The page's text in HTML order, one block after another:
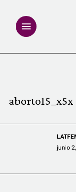
REDACCIÓN ABIERTA
LATFEMLAB.
aborto15_x5x
junio